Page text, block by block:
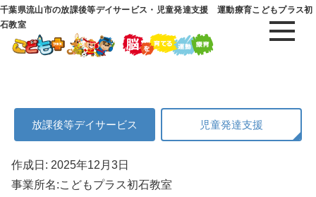
千葉県流山市の放課後等デイサービス・児童発達支援 運動療育こどもプラス初
石教室
放課後等デイサービス 児童発達支援
作成日: 2025年12月3日
事業所名:こどもプラス初石教室